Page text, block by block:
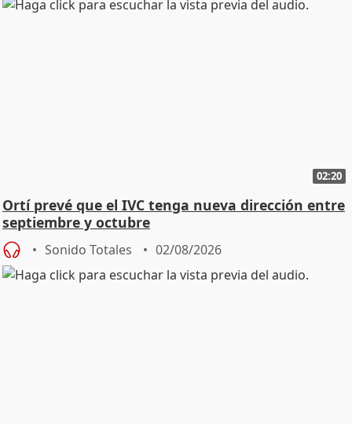
02:20
Ortí prevé que el IVC tenga nueva dirección entre
septiembre y octubre
Sonido Totales 02/08/2026